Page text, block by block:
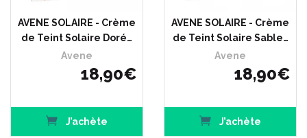
AVENE SOLAIRE - Crème
de Teint Solaire Doré…
Avene
18,90€
J’achète
AVENE SOLAIRE - Crème
de Teint Solaire Sable…
Avene
18,90€
J’achète